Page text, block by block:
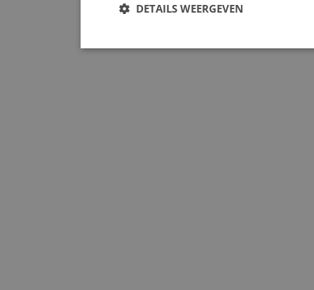
DETAILS WEERGEVEN